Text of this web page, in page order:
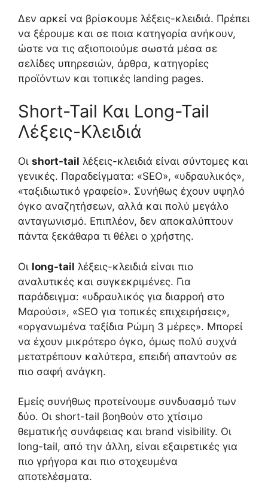
Δεν αρκεί να βρίσκουμε λέξεις-κλειδιά. Πρέπει
να ξέρουμε και σε ποια κατηγορία ανήκουν,
ώστε να τις αξιοποιούμε σωστά μέσα σε
σελίδες υπηρεσιών, άρθρα, κατηγορίες
προϊόντων και τοπικές landing pages.
Short-Tail Και Long-Tail
Λέξεις-Κλειδιά
Οι short-tail λέξεις-κλειδιά είναι σύντομες και
γενικές. Παραδείγματα: «SEO», «υδραυλικός»,
«ταξιδιωτικό γραφείο». Συνήθως έχουν υψηλό
όγκο αναζητήσεων, αλλά και πολύ μεγάλο
ανταγωνισμό. Επιπλέον, δεν αποκαλύπτουν
πάντα ξεκάθαρα τι θέλει ο χρήστης.
Οι long-tail λέξεις-κλειδιά είναι πιο
αναλυτικές και συγκεκριμένες. Για
παράδειγμα: «υδραυλικός για διαρροή στο
Μαρούσι», «SEO για τοπικές επιχειρήσεις»,
«οργανωμένα ταξίδια Ρώμη 3 μέρες». Μπορεί
να έχουν μικρότερο όγκο, όμως πολύ συχνά
μετατρέπουν καλύτερα, επειδή απαντούν σε
πιο σαφή ανάγκη.
Εμείς συνήθως προτείνουμε συνδυασμό των
δύο. Οι short-tail βοηθούν στο χτίσιμο
θεματικής συνάφειας και brand visibility. Οι
long-tail, από την άλλη, είναι εξαιρετικές για
πιο γρήγορα και πιο στοχευμένα
αποτελέσματα.